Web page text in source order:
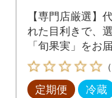
【専門店厳選】
れた目利きで、
「旬果実」をお
す!
（
定期便 冷蔵